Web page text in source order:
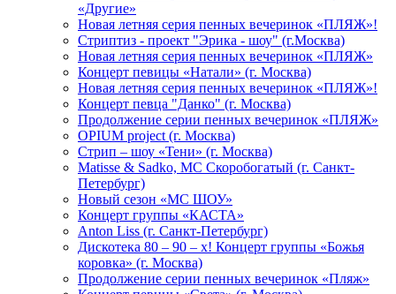
«Другие»
Новая летняя серия пенных вечеринок «ПЛЯЖ»!
Стриптиз - проект "Эрика - шоу" (г.Москва)
Новая летняя серия пенных вечеринок «ПЛЯЖ»
Концерт певицы «Натали» (г. Москва)
Новая летняя серия пенных вечеринок «ПЛЯЖ»!
Концерт певца "Данко" (г. Москва)
Продолжение серии пенных вечеринок «ПЛЯЖ»
OPIUM project (г. Москва)
Стрип – шоу «Тени» (г. Москва)
Matissе & Sadko, MC Скоробогатый (г. Санкт-
Петербург)
Новый сезон «МС ШОУ»
Концерт группы «КАСТА»
Anton Liss (г. Санкт-Петербург)
Дискотека 80 – 90 – х! Концерт группы «Божья
коровка» (г. Москва)
Продолжение серии пенных вечеринок «Пляж»